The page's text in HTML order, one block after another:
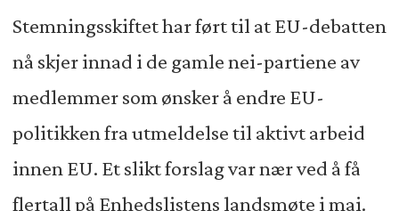
Stemningsskiftet har ført til at EU-debatten
nå skjer innad i de gamle nei-partiene av
medlemmer som ønsker å endre EU-
politikken fra utmeldelse til aktivt arbeid
innen EU. Et slikt forslag var nær ved å få
flertall på Enhedslistens landsmøte i mai.